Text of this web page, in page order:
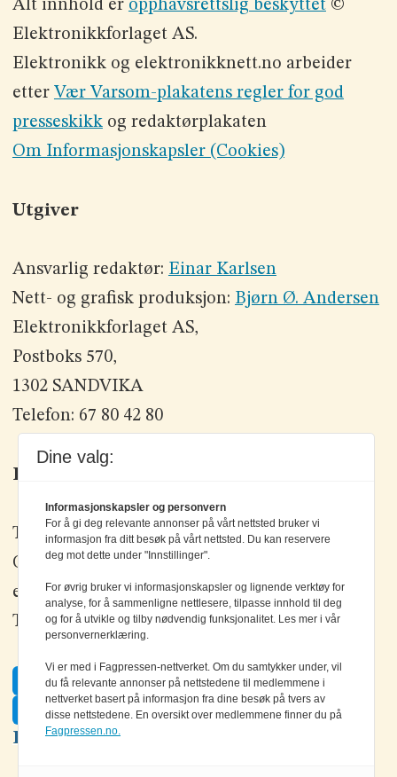
Alt innhold er opphavsrettslig beskyttet©
Elektronikkforlaget AS.
Elektronikk og elektronikknett.no arbeider
etter Vær Varsom-plakatens regler for god
presseskikkog redaktørplakaten
Om Informasjonskapsler (Cookies)
Utgiver
Ansvarlig redaktør: Einar Karlsen
Nett- og grafisk produksjon: Bjørn Ø. Andersen
Elektronikkforlaget AS,
Postboks 570,
1302 SANDVIKA
Telefon: 67 80 42 80
Kontakt oss
Tlf: +47 67 80 42 80
Olav Brunborgs vei 6, 1396 Billingstad
epost: elektronikk@elektronikkforlaget.no
Tips oss:tips@elektronikkforlaget.no
Facebook
Twitter
LinkedIn
Dine valg:
Informasjonskapsler og personvern
For å gi deg relevante annonser på vårt nettsted bruker vi
informasjon fra ditt besøk på vårt nettsted. Du kan reservere
deg mot dette under "Innstillinger".
For øvrig bruker vi informasjonskapsler og lignende verktøy for
analyse, for å sammenligne nettlesere, tilpasse innhold til deg
og for å utvikle og tilby nødvendig funksjonalitet. Les mer i vår
personvernerklæring.
Vi er med i Fagpressen-nettverket. Om du samtykker under, vil
du få relevante annonser på nettstedene til medlemmene i
nettverket basert på informasjon fra dine besøk på tvers av
disse nettstedene. En oversikt over medlemmene finner du på
Fagpressen.no.